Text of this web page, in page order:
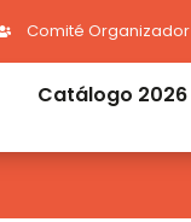
Comité Organizador
Catálogo 2026